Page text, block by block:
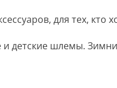
для тех, кто
детские шлемы.